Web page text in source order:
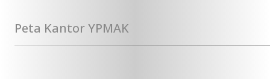
Peta Kantor YPMAK